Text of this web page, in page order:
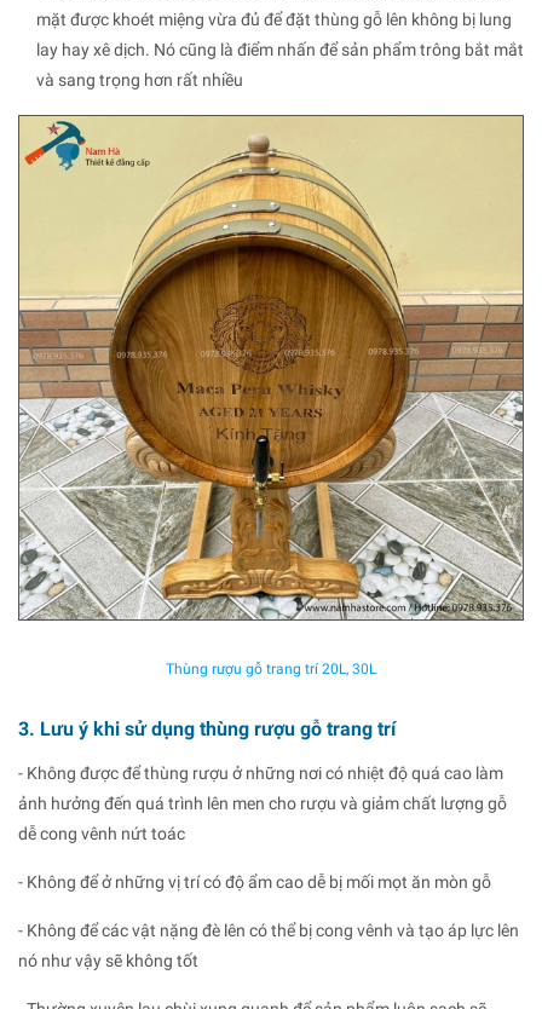
mặt được khoét miệng vừa đủ để đặt thùng gỗ lên không bị lung
lay hay xê dịch. Nó cũng là điểm nhấn để sản phẩm trông bắt mắt
và sang trọng hơn rất nhiều
Thùng rượu gỗ trang trí 20L, 30L
3. Lưu ý khi sử dụng thùng rượu gỗ trang trí
- Không được để thùng rượu ở những nơi có nhiệt độ quá cao làm
ảnh hưởng đến quá trình lên men cho rượu và giảm chất lượng gỗ
dễ cong vênh nứt toác
- Không để ở những vị trí có độ ẩm cao dễ bị mối mọt ăn mòn gỗ
- Không để các vật nặng đè lên có thể bị cong vênh và tạo áp lực lên
nó như vậy sẽ không tốt